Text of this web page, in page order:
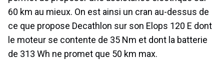
60 km au mieux. On est ainsi un cran au-dessus de
ce que propose Decathlon sur son Elops 120 E dont
le moteur se contente de 35 Nm et dont la batterie
de 313 Wh ne promet que 50 km max.